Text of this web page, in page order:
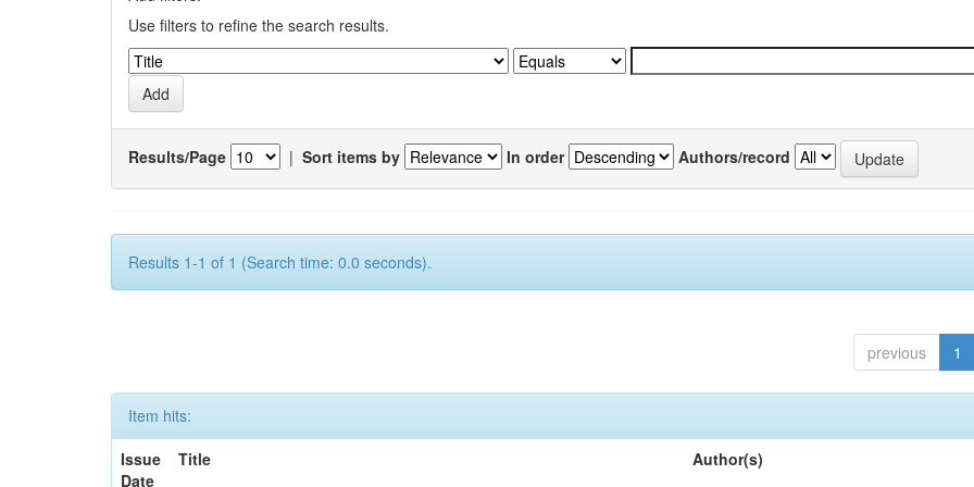
Use filters to refine the search results.
Results/Page | Sort items by In order Authors/record
Results 1-1 of 1 (Search time: 0.0 seconds).
previous 1
Item hits:
Issue
Date
Title Author(s)